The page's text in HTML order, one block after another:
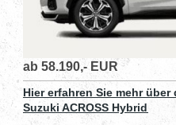
ab 58.190,- EUR
Hier erfahren Sie mehr über
Suzuki ACROSS Hybrid